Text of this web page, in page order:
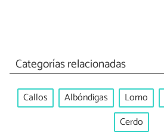
Categorías relacionadas
Callos Albóndigas Lomo
Cerdo